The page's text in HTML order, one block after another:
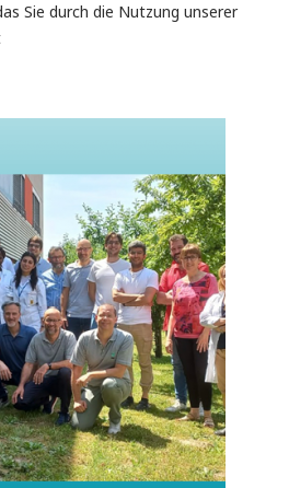
Sie durch die Nutzung unserer